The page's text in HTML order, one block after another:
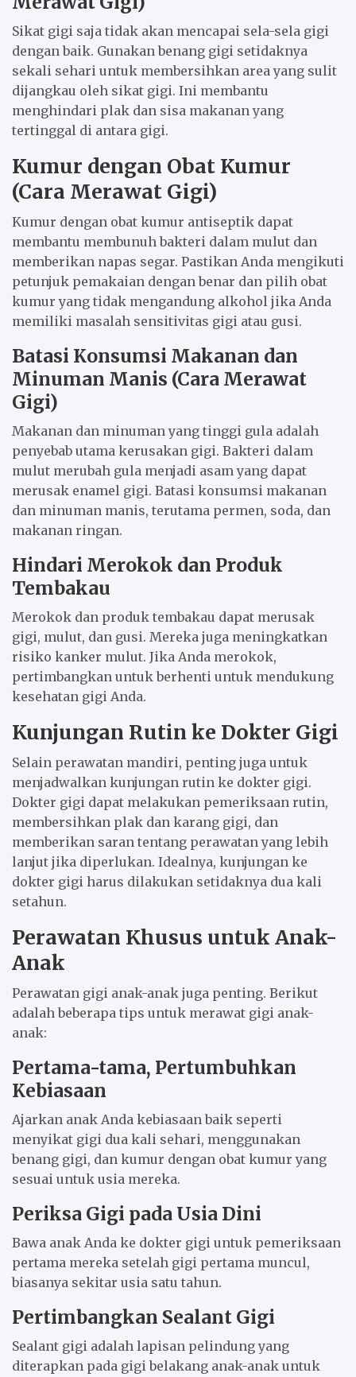
Sikat gigi saja tidak akan mencapai sela-sela gigi
dengan baik. Gunakan benang gigi setidaknya
sekali sehari untuk membersihkan area yang sulit
dijangkau oleh sikat gigi. Ini membantu
menghindari plak dan sisa makanan yang
tertinggal di antara gigi.
Kumur dengan Obat Kumur
(Cara Merawat Gigi)
Kumur dengan obat kumur antiseptik dapat
membantu membunuh bakteri dalam mulut dan
memberikan napas segar. Pastikan Anda mengikuti
petunjuk pemakaian dengan benar dan pilih obat
kumur yang tidak mengandung alkohol jika Anda
memiliki masalah sensitivitas gigi atau gusi.
Batasi Konsumsi Makanan dan
Minuman Manis (Cara Merawat
Gigi)
Makanan dan minuman yang tinggi gula adalah
penyebab utama kerusakan gigi. Bakteri dalam
mulut merubah gula menjadi asam yang dapat
merusak enamel gigi. Batasi konsumsi makanan
dan minuman manis, terutama permen, soda, dan
makanan ringan.
Hindari Merokok dan Produk
Tembakau
Merokok dan produk tembakau dapat merusak
gigi, mulut, dan gusi. Mereka juga meningkatkan
risiko kanker mulut. Jika Anda merokok,
pertimbangkan untuk berhenti untuk mendukung
kesehatan gigi Anda.
Kunjungan Rutin ke Dokter Gigi
Selain perawatan mandiri, penting juga untuk
menjadwalkan kunjungan rutin ke dokter gigi.
Dokter gigi dapat melakukan pemeriksaan rutin,
membersihkan plak dan karang gigi, dan
memberikan saran tentang perawatan yang lebih
lanjut jika diperlukan. Idealnya, kunjungan ke
dokter gigi harus dilakukan setidaknya dua kali
setahun.
Perawatan Khusus untuk Anak-
Anak
Perawatan gigi anak-anak juga penting. Berikut
adalah beberapa tips untuk merawat gigi anak-
anak:
Pertama-tama, Pertumbuhkan
Kebiasaan
Ajarkan anak Anda kebiasaan baik seperti
menyikat gigi dua kali sehari, menggunakan
benang gigi, dan kumur dengan obat kumur yang
sesuai untuk usia mereka.
Periksa Gigi pada Usia Dini
Bawa anak Anda ke dokter gigi untuk pemeriksaan
pertama mereka setelah gigi pertama muncul,
biasanya sekitar usia satu tahun.
Pertimbangkan Sealant Gigi
Sealant gigi adalah lapisan pelindung yang
diterapkan pada gigi belakang anak-anak untuk